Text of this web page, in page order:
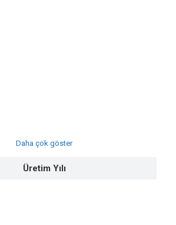
Daha çok göster
Üretim Yılı